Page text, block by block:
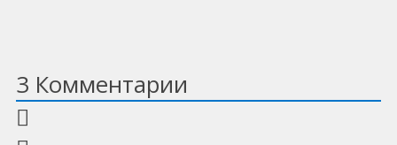
3 Комментарии